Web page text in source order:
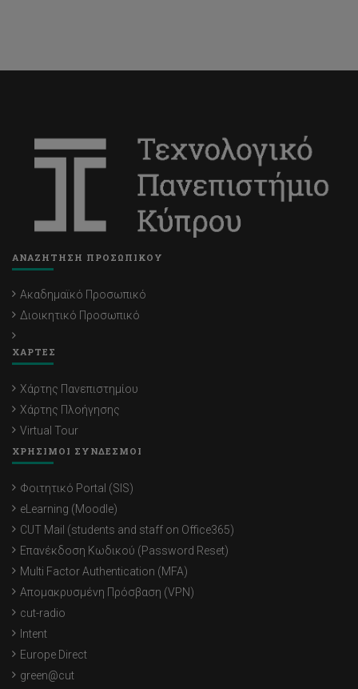
ΑΝΑΖΗΤΗΣΗ ΠΡΟΣΩΠΙΚΟΥ
Ακαδημαϊκό Προσωπικό
Διοικητικό Προσωπικό
ΧΑΡΤΕΣ
Χάρτης Πανεπιστημίου
Χάρτης Πλοήγησης
Virtual Tour
ΧΡΗΣΙΜΟΙ ΣΥΝΔΕΣΜΟΙ
Φοιτητικό Portal (SIS)
eLearning (Moodle)
CUT Mail (students and staff on Office365)
Επανέκδοση Κωδικού (Password Reset)
Multi Factor Authentication (MFA)
Απομακρυσμένη Πρόσβαση (VPN)
cut-radio
Intent
Europe Direct
green@cut